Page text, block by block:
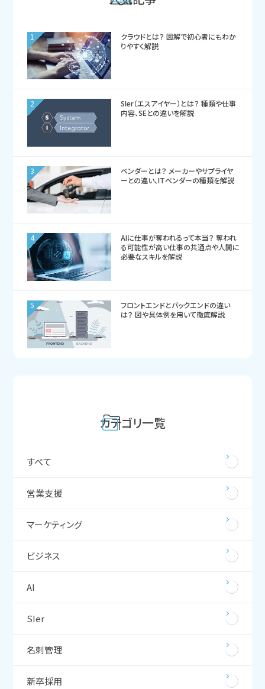
1
クラウドとは？ 図解で初心者にもわか
りやすく解説
2
SIer（エスアイヤー）とは？ 種類や仕事
内容、SEとの違いを解説
3
ベンダーとは？ メーカーやサプライヤ
ーとの違い、ITベンダーの種類を解説
4
AIに仕事が奪われるって本当？ 奪われ
る可能性が高い仕事の共通点や人間に
必要なスキルを解説
5
フロントエンドとバックエンドの違い
は？ 図や具体例を用いて徹底解説
カテゴリ一覧
すべて
営業支援
マーケティング
ビジネス
AI
SIer
名刺管理
新卒採用